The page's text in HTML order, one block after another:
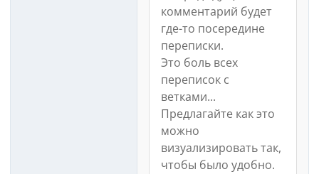
комментарий будет
где-то посередине
переписки.
Это боль всех
переписок с
ветками...
Предлагайте как это
можно
визуализировать так,
чтобы было удобно.